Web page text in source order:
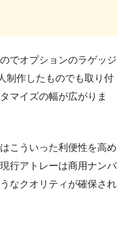
でオプションのラゲッジ
制作したものでも取り付
マイズの幅が広がりま
こういった利便性を高め
行アトレーは商用ナンバ
なクオリティが確保され